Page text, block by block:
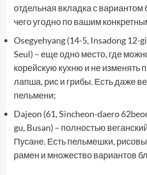
отдельная вкладка с вариантом
чего угодно по вашим
Osegyehyang (14-5, Insadong 12-
Seul) – еще одно место, где
корейскую кухню и не изменять
лапша, рис и грибы. Есть даже
пельмени;
Dajeon (61, Sincheon-daero
gu, Busan) – полностью
Пусане. Есть пельмешки,
рамен и множество вариантов